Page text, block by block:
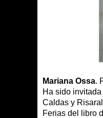
Mariana Ossa.
Ha sido
Caldas y
Ferias del libro